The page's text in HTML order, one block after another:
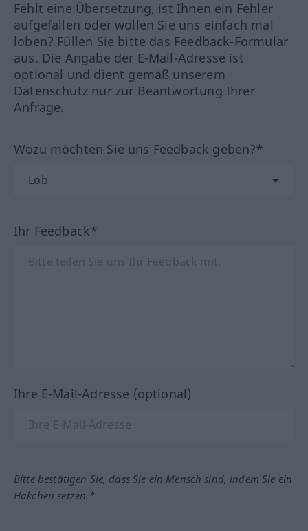
Fehlt eine Übersetzung, ist Ihnen ein Fehler
aufgefallen oder wollen Sie uns einfach mal
loben? Füllen Sie bitte das Feedback-Formular
aus. Die Angabe der E-Mail-Adresse ist
optional und dient gemäß unserem
Datenschutz nur zur Beantwortung Ihrer
Anfrage.
Wozu möchten Sie uns Feedback geben?*
Ihr Feedback*
Ihre E-Mail-Adresse (optional)
Bitte bestätigen Sie, dass Sie ein Mensch sind, indem Sie ein
Häkchen setzen.*